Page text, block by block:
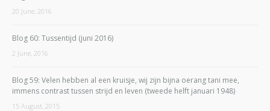
20 June, 2016
Blog 60: Tussentijd (juni 2016)
2 June, 2016
Blog 59: Velen hebben al een kruisje, wij zijn bijna oerang tani mee,
immens contrast tussen strijd en leven (tweede helft januari 1948)
15 August, 2015